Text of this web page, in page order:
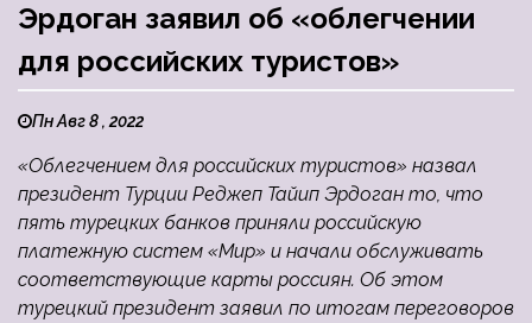
Эрдоган заявил об «облегчении
для российских туристов»
Пн Авг 8 , 2022
«Облегчением для российских туристов» назвал
президент Турции Реджеп Тайип Эрдоган то, что
пять турецких банков приняли российскую
платежную систем «Мир» и начали обслуживать
соответствующие карты россиян. Об этом
турецкий президент заявил по итогам переговоров